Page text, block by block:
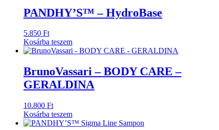
PANDHY’S™ – HydroBase
5.850 Ft
Kosárba teszem
BrunoVassari – BODY CARE –
GERALDINA
10.800 Ft
Kosárba teszem